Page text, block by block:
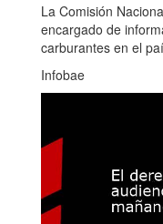
La Comisión
encargado de
carburantes en el
Infobae